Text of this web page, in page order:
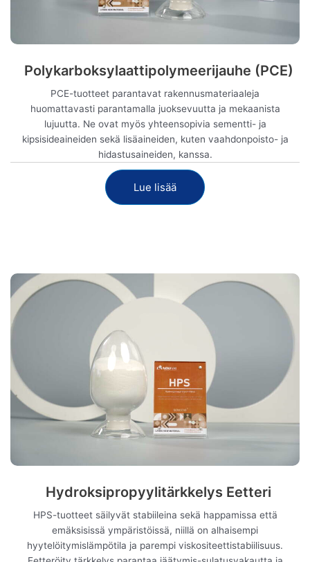
Polykarboksylaattipolymeerijauhe (PCE)
PCE-tuotteet parantavat rakennusmateriaaleja
huomattavasti parantamalla juoksevuutta ja mekaanista
lujuutta. Ne ovat myös yhteensopivia sementti- ja
kipsisideaineiden sekä lisäaineiden, kuten vaahdonpoisto- ja
hidastusaineiden, kanssa.
Lue lisää
Hydroksipropyylitärkkelys Eetteri
HPS-tuotteet säilyvät stabiileina sekä happamissa että
emäksisissä ympäristöissä, niillä on alhaisempi
hyytelöitymislämpötila ja parempi viskositeettistabiilisuus.